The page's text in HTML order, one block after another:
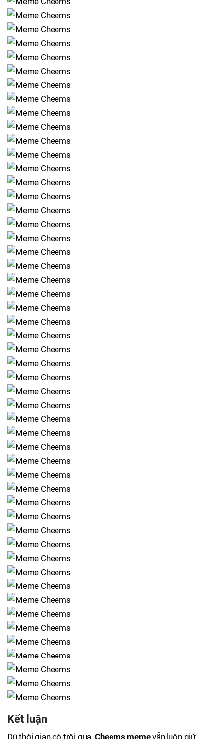
Kết luận
Dù thời gian có trôi qua, Cheems memevẫn luôn giữ